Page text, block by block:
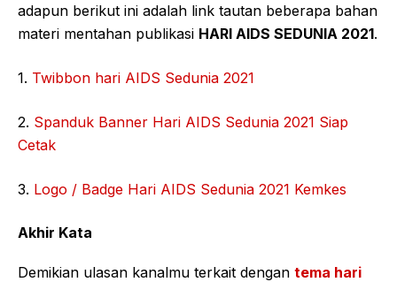
adapun berikut ini adalah link tautan beberapa bahan
materi mentahan publikasi HARI AIDS SEDUNIA 2021.
1. Twibbon hari AIDS Sedunia 2021
2. Spanduk Banner Hari AIDS Sedunia 2021 Siap
Cetak
3. Logo / Badge Hari AIDS Sedunia 2021 Kemkes
Akhir Kata
Demikian ulasan kanalmu terkait dengan tema hari